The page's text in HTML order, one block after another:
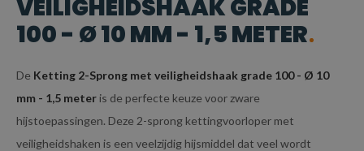
VEILIGHEIDSHAAK GRADE
100 - Ø 10 MM - 1,5 METER
De Ketting 2-Sprong met veiligheidshaak grade 100 - Ø 10
mm - 1,5 meteris de perfecte keuze voor zware
hijstoepassingen. Deze 2-sprong kettingvoorloper met
veiligheidshaken is een veelzijdig hijsmiddel dat veel wordt